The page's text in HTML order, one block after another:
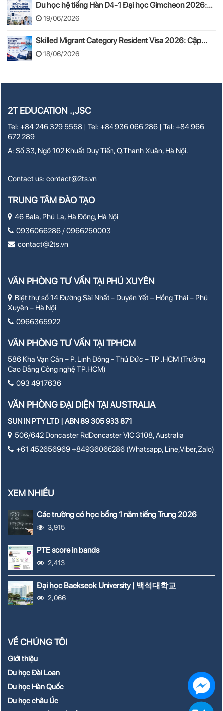
Du học hệ tiếng Hàn D4-1 Đại học Gimcheon 2026:
Tuyển sinh, chi phí, hồ sơ
19/06/2026
Skilled Migrant Category Resident Visa 2026: Cập
nhật thay đổi mới từ 24/08/2026
18/06/2026
2T EDUCATION .,JSC
Tel: +84 246 329 5558 | Tel: +84 936 066 286 | Tel: +84 966
672 289
A: Số 33, Ngõ 102 Khuất Duy Tiến, Q.Thanh Xuân, Hà Nội.
Contact us:contact@2ts.vn
TRUNG TÂM ĐÀO TẠO
46 Bala, Phú La, Hà Đông, Hà Nội
0936066286 / 0966250003
contact@2ts.vn
VĂN PHÒNG TƯ VẤN TẠI PHÚ XUYÊN
Biệt thự số 14 Đường Sài Nhất – Duyên Yết – Hồng Thái – Phú
Xuyên – Hà Nội
0966365922
VĂN PHÒNG TƯ VẤN TẠI TPHCM
586 Kha Vạn Cân – P. Linh Đông – Thủ Đức – TP .HCM (Trường
Cao Đẳng Công nghệ TP.HCM)
093 4917636
VĂN PHÒNG ĐẠI DIỆN TẠI AUSTRALIA
SUN IN PTY LTD | ABN 89 305 933 871
506/642 Doncaster RdDoncaster VIC 3108, Australia
+61 452656969 +84936066286 (Whatsapp, Line,Viber,Zalo)
XEM NHIỀU
Các trường có học bổng 1 năm tiếng Trung 2026
3,915
PTE score in bands
2,413
Đại học Baekseok University | 백석대학교
2,066
VỀ CHÚNG TÔI
Giới thiệu
Du học Đài Loan
Du học Hàn Quốc
Du học châu Úc